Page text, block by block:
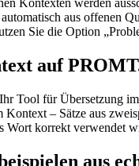
aus offenen
Sie die Option
auf
Tool für Übersetzung
– Sätze aus
Wort korrekt
aus